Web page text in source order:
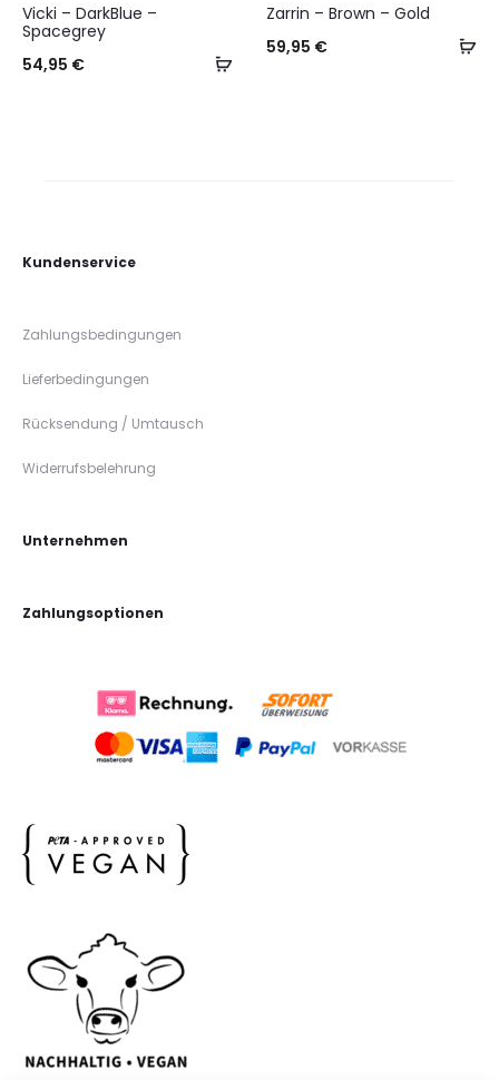
Select
Vicki – DarkBlue –
Spacegrey
54,95 €
Zarrin – Brown – Gold
59,95 €
Kundenservice
Zahlungsbedingungen
Lieferbedingungen
Rücksendung / Umtausch
Widerrufsbelehrung
Unternehmen
Zahlungsoptionen